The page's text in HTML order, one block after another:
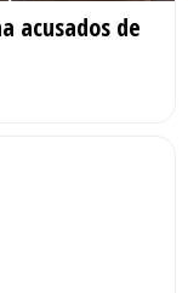
acusados de